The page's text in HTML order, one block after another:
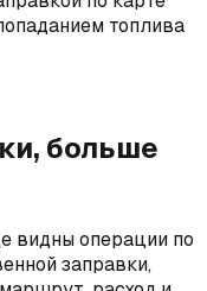
топлива
больше
видны операции по
заправки,